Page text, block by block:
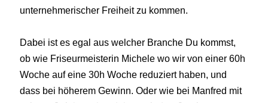
unternehmerischer Freiheit zu kommen.
Dabei ist es egal aus welcher Branche Du kommst,
ob wie Friseurmeisterin Michele wo wir von einer 60h
Woche auf eine 30h Woche reduziert haben, und
dass bei höherem Gewinn. Oder wie bei Manfred mit